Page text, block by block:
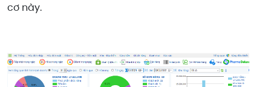
cơ này.